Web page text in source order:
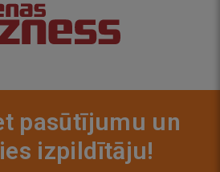
pasūtījumu un
izpildītāju!